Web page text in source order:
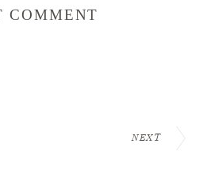
NEXT